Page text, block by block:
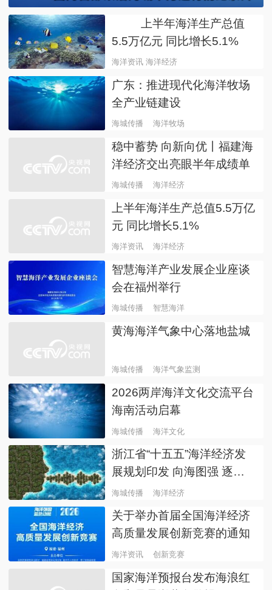
上半年海洋生产总值
5.5万亿元 同比增长5.1%
海洋资讯 海洋经济
广东：推进现代化海洋牧场
全产业链建设
海城传播 海洋牧场
稳中蓄势 向新向优丨福建海
洋经济交出亮眼半年成绩单
海城传播 海洋经济
上半年海洋生产总值5.5万亿
元 同比增长5.1%
海洋资讯 海洋经济
智慧海洋产业发展企业座谈
会在福州举行
海城传播 智慧海洋
黄海海洋气象中心落地盐城
海城传播 海洋气象监测
2026两岸海洋文化交流平台
海南活动启幕
海城传播 海洋文化
浙江省“十五五”海洋经济发
展规划印发 向海图强 逐梦
深蓝
海城传播 海洋经济
关于举办首届全国海洋经济
高质量发展创新竞赛的通知
海洋资讯 创新竞赛
国家海洋预报台发布海浪红